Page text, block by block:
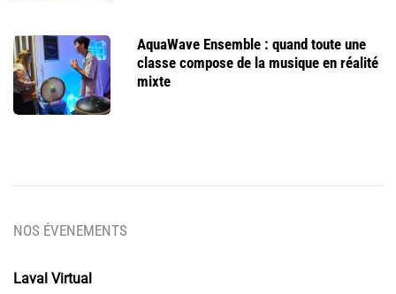
AquaWave Ensemble : quand toute une
classe compose de la musique en réalité
mixte
NOS ÉVENEMENTS
Laval Virtual